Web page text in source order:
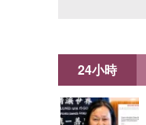
24小時